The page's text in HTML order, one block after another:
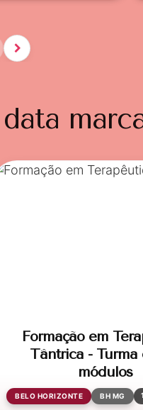
Formação em
Tântrica - Turma
módulos
BELO HORIZONTE BH MG